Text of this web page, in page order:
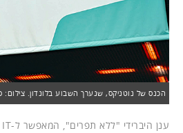
הכנס של נוטניקס, שנערך השבוע בלונדון. צילום: